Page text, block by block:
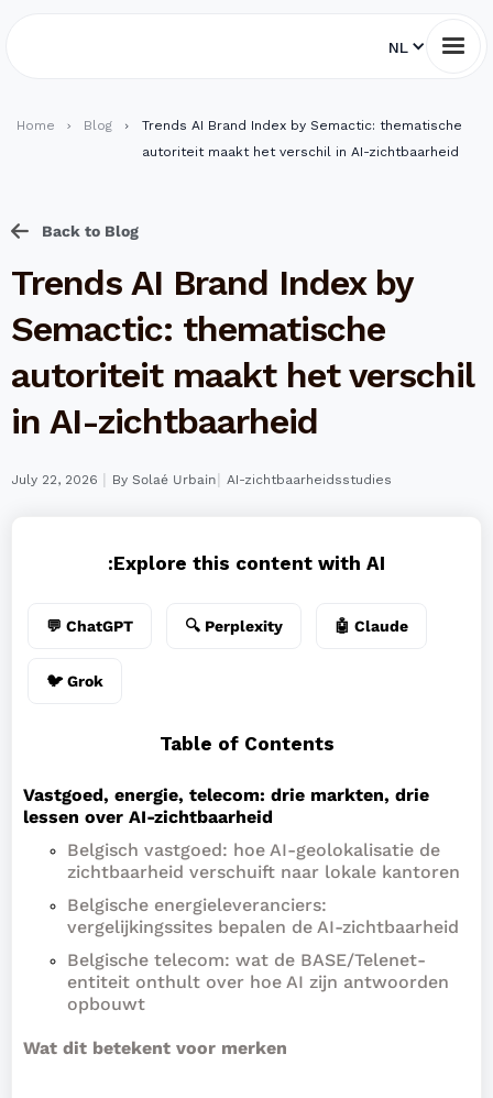
NL
Home Blog
Trends AI Brand Index by Semactic: thematische
autoriteit maakt het verschil in AI-zichtbaarheid
Back to Blog
Trends AI Brand Index by
Semactic: thematische
autoriteit maakt het verschil
in AI-zichtbaarheid
July 22, 2026 I By Solaé UrbainI AI-zichtbaarheidsstudies
Explore this content with AI:
💬 ChatGPT 🔍 Perplexity 🤖 Claude
🐦 Grok
Table of Contents
Vastgoed, energie, telecom: drie markten, drie
lessen over AI-zichtbaarheid
Belgisch vastgoed: hoe AI-geolokalisatie de
zichtbaarheid verschuift naar lokale kantoren
Belgische energieleveranciers:
vergelijkingssites bepalen de AI-zichtbaarheid
Belgische telecom: wat de BASE/Telenet-
entiteit onthult over hoe AI zijn antwoorden
opbouwt
Wat dit betekent voor merken